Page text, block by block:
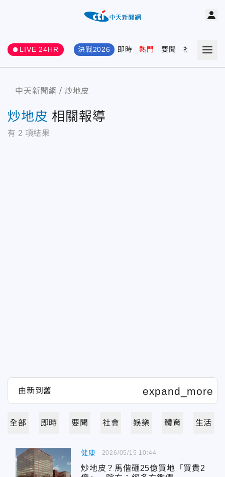
LIVE 24HR 決戰2026 即時 熱門 要聞 社會 娛樂
中天新聞網 炒地皮
炒地皮 相關報導
有 2 項結果
全部 即時 要聞 社會 娛樂 體育 生活
健康
炒地皮？馬偕砸25億買地「買貴2
2026/05/15 10:44